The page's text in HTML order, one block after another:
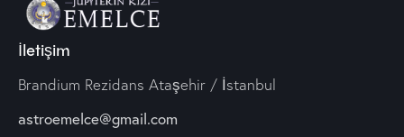
İletişim
Brandium Rezidans Ataşehir / İstanbul
astroemelce@gmail.com